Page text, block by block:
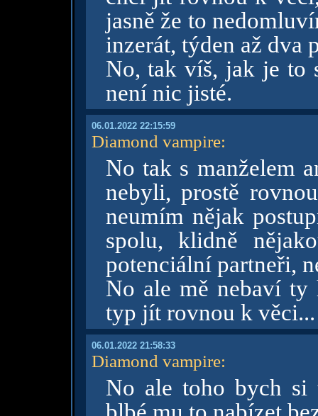
jasně že to
inzerát, týden až dva
No, tak víš, jak je to
není nic jisté.
06.01.2022 22:15:59
Diamond vampire:
No tak s manželem
nebyli, prostě
neumím nějak
spolu, klidně
potenciální partneři,
No ale mě nebaví
typ jít rovnou k věci...
06.01.2022 21:58:33
Diamond vampire:
No ale toho bych si